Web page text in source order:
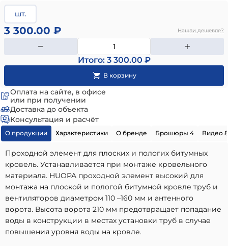
шт.
3 300.00 ₽ Нашли дешевле?
Итого: 3 300.00 ₽
Оплата на сайте, в офисе
или при получении
Доставка до объекта
Консультация и расчёт
О продукции Характеристики О бренде Брошюры 4 Видео 8
Проходной элемент для плоских и пологих битумных
кровель. Устанавливается при монтаже кровельного
материала. HUOPA проходной элемент высокий для
монтажа на плоской и пологой битумной кровле труб и
вентиляторов диаметром 110 –160 мм и антенного
ворота. Высота ворота 210 мм предотвращает попадание
воды в конструкции в местах установки труб в случае
повышения уровня воды на кровле.